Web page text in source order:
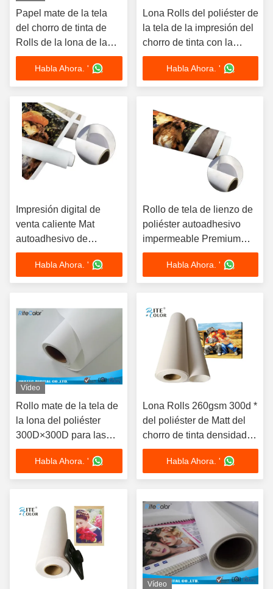
Papel mate de la tela
del chorro de tinta de
Rolls de la lona de la
impresión del poliéster
de la exposición
280Gsm
Habla Ahora. '
Lona Rolls del poliéster de
la tela de la impresión del
chorro de tinta con la
superficie revestida mate
blanca en blanco
Habla Ahora. '
Impresión digital de
venta caliente Mat
autoadhesivo de
poliéster de tela de
papelHabla Ahora. '
Rollo de tela de lienzo de
poliéster autoadhesivo
impermeable Premium
Matte Art
Habla Ahora. '
Vídeo
Rollo mate de la tela de
la lona del poliéster
300D×300D para las
impresoras anchas del
formatoHabla Ahora. '
Lona Rolls 260gsm 300d *
del poliéster de Matt del
chorro de tinta densidad
600d para imprimir
Habla Ahora. '
Vídeo